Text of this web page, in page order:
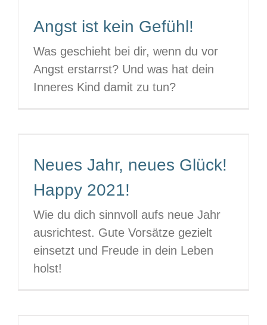
Angst ist kein Gefühl!
Was geschieht bei dir, wenn du vor
Angst erstarrst? Und was hat dein
Inneres Kind damit zu tun?
Neues Jahr, neues Glück!
Happy 2021!
Wie du dich sinnvoll aufs neue Jahr
ausrichtest. Gute Vorsätze gezielt
einsetzt und Freude in dein Leben
holst!